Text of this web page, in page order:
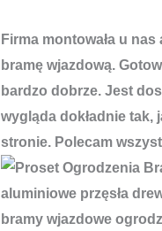
Firma montowała u
bramę wjazdową.
bardzo dobrze. Jest
wygląda dokładnie tak,
stronie. Polecam